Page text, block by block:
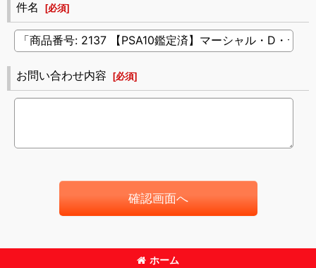
件名 [必須]
お問い合わせ内容 [必須]
確認画面へ
ホーム